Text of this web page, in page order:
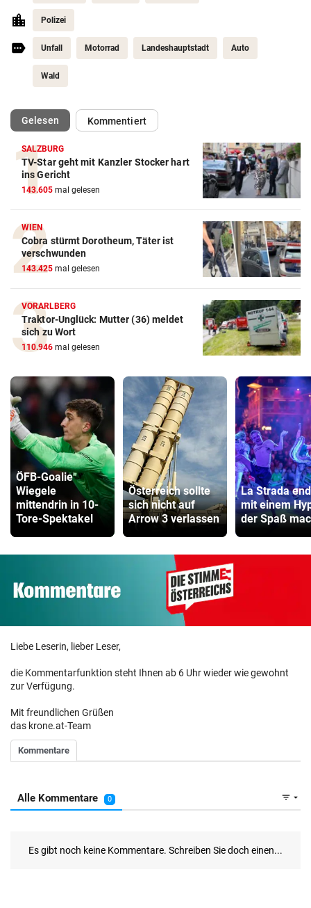
Polizei
Unfall Motorrad Landeshauptstadt Auto
Wald
Gelesen(ausgewählt)Kommentiert
SALZBURG
TV-Star geht mit Kanzler Stocker hart
ins Gericht
143.605 mal gelesen
WIEN
Cobra stürmt Dorotheum, Täter ist
verschwunden
143.425 mal gelesen
VORARLBERG
Traktor-Unglück: Mutter (36) meldet
sich zu Wort
110.946 mal gelesen
ÖFB-Goalie
Wiegele
mittendrin in 10-
Tore-Spektakel
Österreich sollte
sich nicht auf
Arrow 3 verlassen
La Strada
mit einem
der Spaß
Liebe Leserin, lieber Leser,
die Kommentarfunktion steht Ihnen ab 6 Uhr wieder wie gewohnt
zur Verfügung.
Mit freundlichen Grüßen
das krone.at-Team